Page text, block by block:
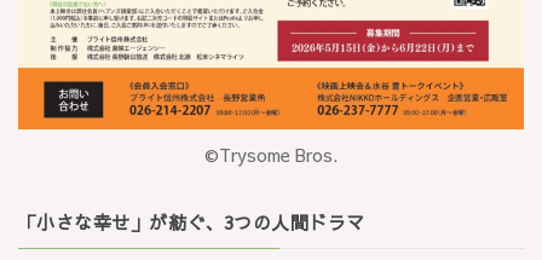
©Trysome Bros.
「小さな幸せ」が紡ぐ、3つの人間ドラマ